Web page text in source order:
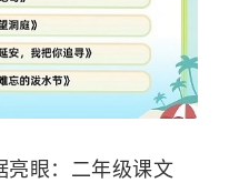
亮眼：二年级课文